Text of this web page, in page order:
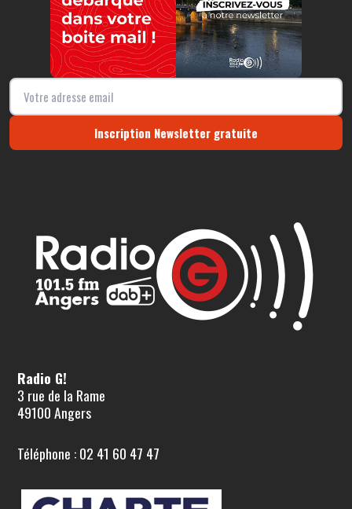
Inscription Newsletter gratuite
Radio G!
3 rue de la Rame
49100 Angers
Téléphone : 02 41 60 47 47